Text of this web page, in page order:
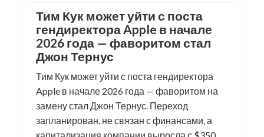
Тим Кук может уйти с поста
гендиректора Apple в начале
2026 года — фаворитом стал
Джон Тернус
Тим Кук может уйти с поста гендиректора
Apple в начале 2026 года — фаворитом на
замену стал Джон Тернус. Переход
запланирован, не связан с финансами, а